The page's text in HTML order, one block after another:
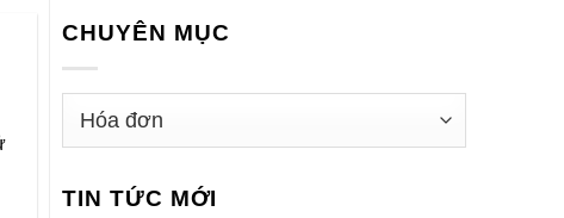
CHUYÊN MỤC
TIN TỨC MỚI